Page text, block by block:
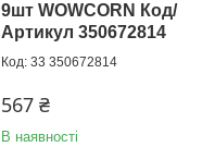
9шт WOWCORN Код/
Артикул 350672814
33 350672814
567 ₴
В наявності